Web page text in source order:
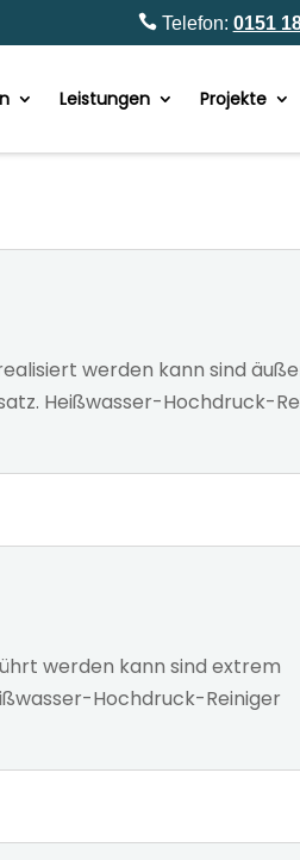
Telefon: 0151
Leistungen Projekte
werden kann sind
Heißwasser-Hochdruck-
werden kann sind extrem
Hochdruck-Reiniger